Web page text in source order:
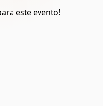
este evento!